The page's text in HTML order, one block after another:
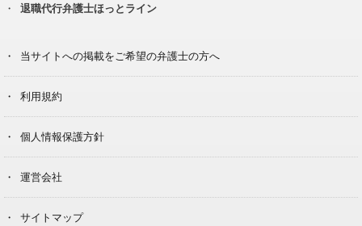
退職代行弁護士ほっとライン
当サイトへの掲載をご希望の弁護士の方へ
利用規約
個人情報保護方針
運営会社
サイトマップ